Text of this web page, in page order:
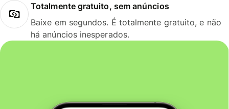
Totalmente gratuito, sem anúncios
Baixe em segundos. É totalmente gratuito, e não
há anúncios inesperados.